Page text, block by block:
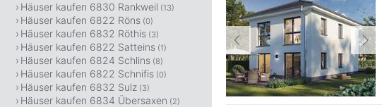
Häuser kaufen 6830 Rankweil (13)
Häuser kaufen 6822 Röns (0)
Häuser kaufen 6832 Röthis (3)
Häuser kaufen 6822 Satteins (1)
Häuser kaufen 6824 Schlins (8)
Häuser kaufen 6822 Schnifis (0)
Häuser kaufen 6832 Sulz (3)
Häuser kaufen 6834 Übersaxen (2)